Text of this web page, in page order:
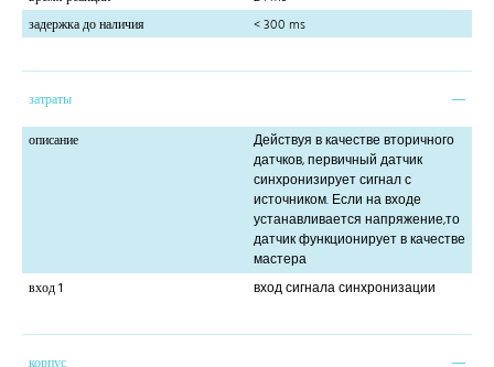
задержка до наличия
< 300 ms
затраты
описание
Действуя в качестве вторичного
датчков, первичный датчик
синхронизирует сигнал с
источником. Если на входе
устанавливается напряжение,то
датчик функционирует в качестве
мастера
вход 1
вход сигнала синхронизации